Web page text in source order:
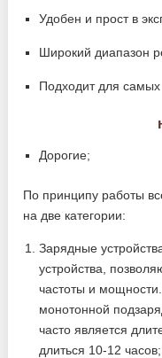
Удобен и прост в
Широкий диапазон
Подходит для
Дорогие;
По принципу работы
на две категории:
Зарядные
устройства,
частоты и
монотонной
часто является
длиться 10-12 часов;